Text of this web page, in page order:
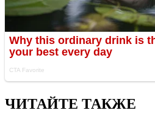
ЧИТАЙТЕ ТАКЖЕ